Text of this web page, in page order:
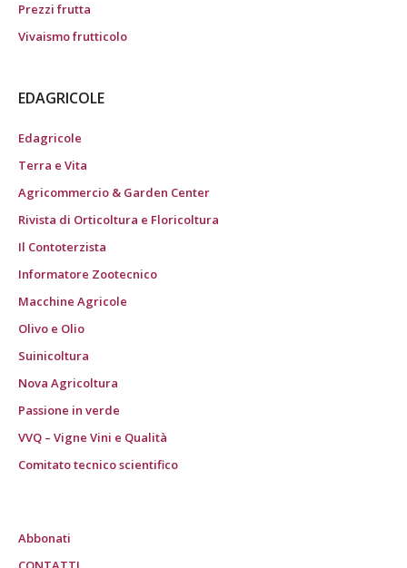
Prezzi frutta
Vivaismo frutticolo
EDAGRICOLE
Edagricole
Terra e Vita
Agricommercio & Garden Center
Rivista di Orticoltura e Floricoltura
Il Contoterzista
Informatore Zootecnico
Macchine Agricole
Olivo e Olio
Suinicoltura
Nova Agricoltura
Passione in verde
VVQ – Vigne Vini e Qualità
Comitato tecnico scientifico
Abbonati